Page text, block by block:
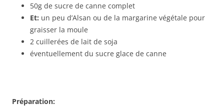
50g de sucre de canne complet
Et: un peu d’Alsan ou de la margarine végétale pour
graisser la moule
2 cuillerées de lait de soja
éventuellement du sucre glace de canne
Préparation: